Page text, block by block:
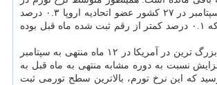
۱۲ ماه منتهی به سپتامبر در ۲۷ کشور عضو اتحادیه اروپا ۰.۳ درصد
اندازه گیری شده که ۰.۱ درصد کمتر از رقم ثبت شده ماه قبل بوده
متوسط نرخ تورم بزرگ ترین در آمریکا در ۱۲ ماه منتهی به سپتامبر
افزایش نسبت به دوره مشابه منتهی به ماه قبل به
رسید که این نرخ تورم، بالاترین سطح تورمی ثبت